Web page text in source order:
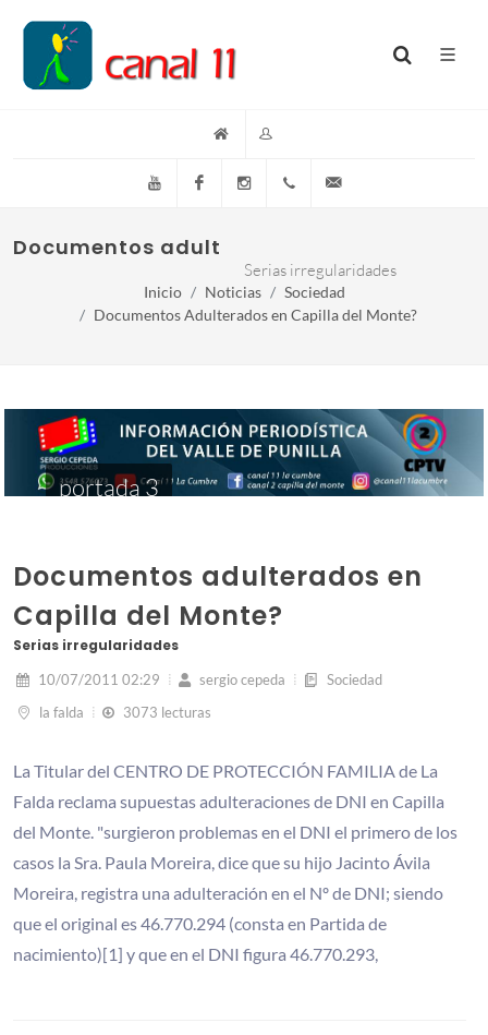
YouTube FacebookInstagram(+54)(9)3548-576073
Documentos adulterados en Capilla del
Serias irregularidades
Inicio Noticias
Sociedad
Documentos Adulterados en Capilla del Monte?
portada 3
Documentos adulterados en
Capilla del Monte?
Serias irregularidades
10/07/2011 02:29 sergio cepeda
Sociedad
la falda
3073 lecturas
La Titular del CENTRO DE PROTECCIÓN FAMILIA de La
Falda reclama supuestas adulteraciones de DNI en Capilla
del Monte. "surgieron problemas en el DNI el primero de los
casos la Sra. Paula Moreira, dice que su hijo Jacinto Ávila
Moreira, registra una adulteración en el Nº de DNI; siendo
que el original es 46.770.294 (consta en Partida de
nacimiento)[1] y que en el DNI figura 46.770.293,